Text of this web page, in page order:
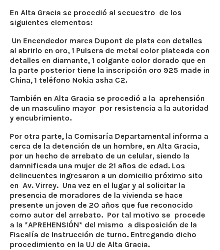
En Alta Gracia se procedió al secuestro de los
siguientes elementos:
Un Encendedor marca Dupont de plata con detalles
al abrirlo en oro, 1 Pulsera de metal color plateada con
detalles en diamante, 1 colgante color dorado que en
la parte posterior tiene la inscripción oro 925 made in
China, 1 teléfono Nokia asha C2.
También en Alta Gracia se procedió a la aprehensión
de un masculino mayor por resistencia a la autoridad
y encubrimiento.
Por otra parte, la Comisaría Departamental informa a
cerca de la detención de un hombre, en Alta Gracia,
por un hecho de arrebato de un celular, siendo la
damnificada una mujer de 21 años de edad. Los
delincuentes ingresaron a un domicilio próximo sito
en Av. Virrey. Una vez en el lugar y al solicitar la
presencia de moradores de la vivienda se hace
presente un joven de 20 años que fue reconocido
como autor del arrebato. Por tal motivo se procede
a la *APREHENSIÓN* del mismo a disposición de la
Fiscalía de Instrucción de turno. Entregando dicho
procedimiento en la UJ de Alta Gracia.